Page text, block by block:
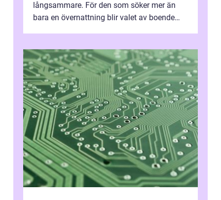
långsammare. För den som söker mer än
bara en övernattning blir valet av boende